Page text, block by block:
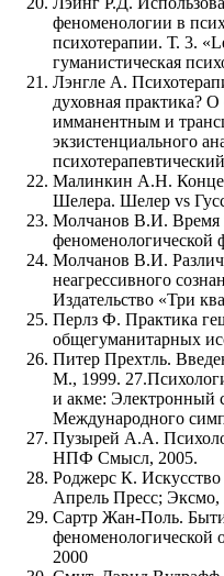
феноменологии в
психотерапии. Т. 3.
гуманистическая
Лэнгле А.
духовная практика?
имманентным и
экзистенциального
Малинкин А.Н.
Шелера. Шелер vs
Молчанов В.И. Время
Молчанов В.И.
неагрессивного
Издательство «Три
Перлз Ф. Практика
общегуманитарных
Питер Прехтль.
М., 1999.
и акме: Электронный
Международного
Пузырей А.А.
НПФ Смысл, 2005.
Роджерс К.
Апрель Пресс; Эксмо,
Сартр Жан-Поль.
2000